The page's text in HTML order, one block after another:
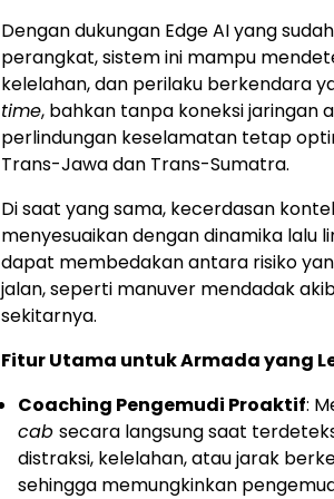
Dengan dukungan Edge AI yang
perangkat, sistem ini mampu
kelelahan, dan perilaku berkendara
time, bahkan tanpa koneksi jaringan
perlindungan keselamatan tetap
Trans-Jawa dan Trans-Sumatra.
Di saat yang sama, kecerdasan
menyesuaikan dengan dinamika lalu
dapat membedakan antara risiko
jalan, seperti manuver mendadak
sekitarnya.
Fitur Utama untuk Armada yang
Coaching Pengemudi Proaktif:
cab secara langsung saat
distraksi, kelelahan, atau jarak
sehingga memungkinkan